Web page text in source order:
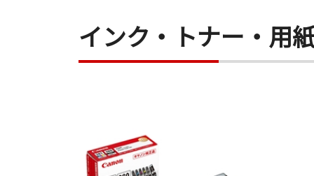
インク・トナー・用